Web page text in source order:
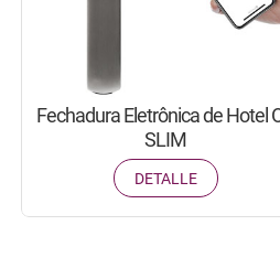
Fechadura Eletrônica de Hotel
SLIM
DETALLE